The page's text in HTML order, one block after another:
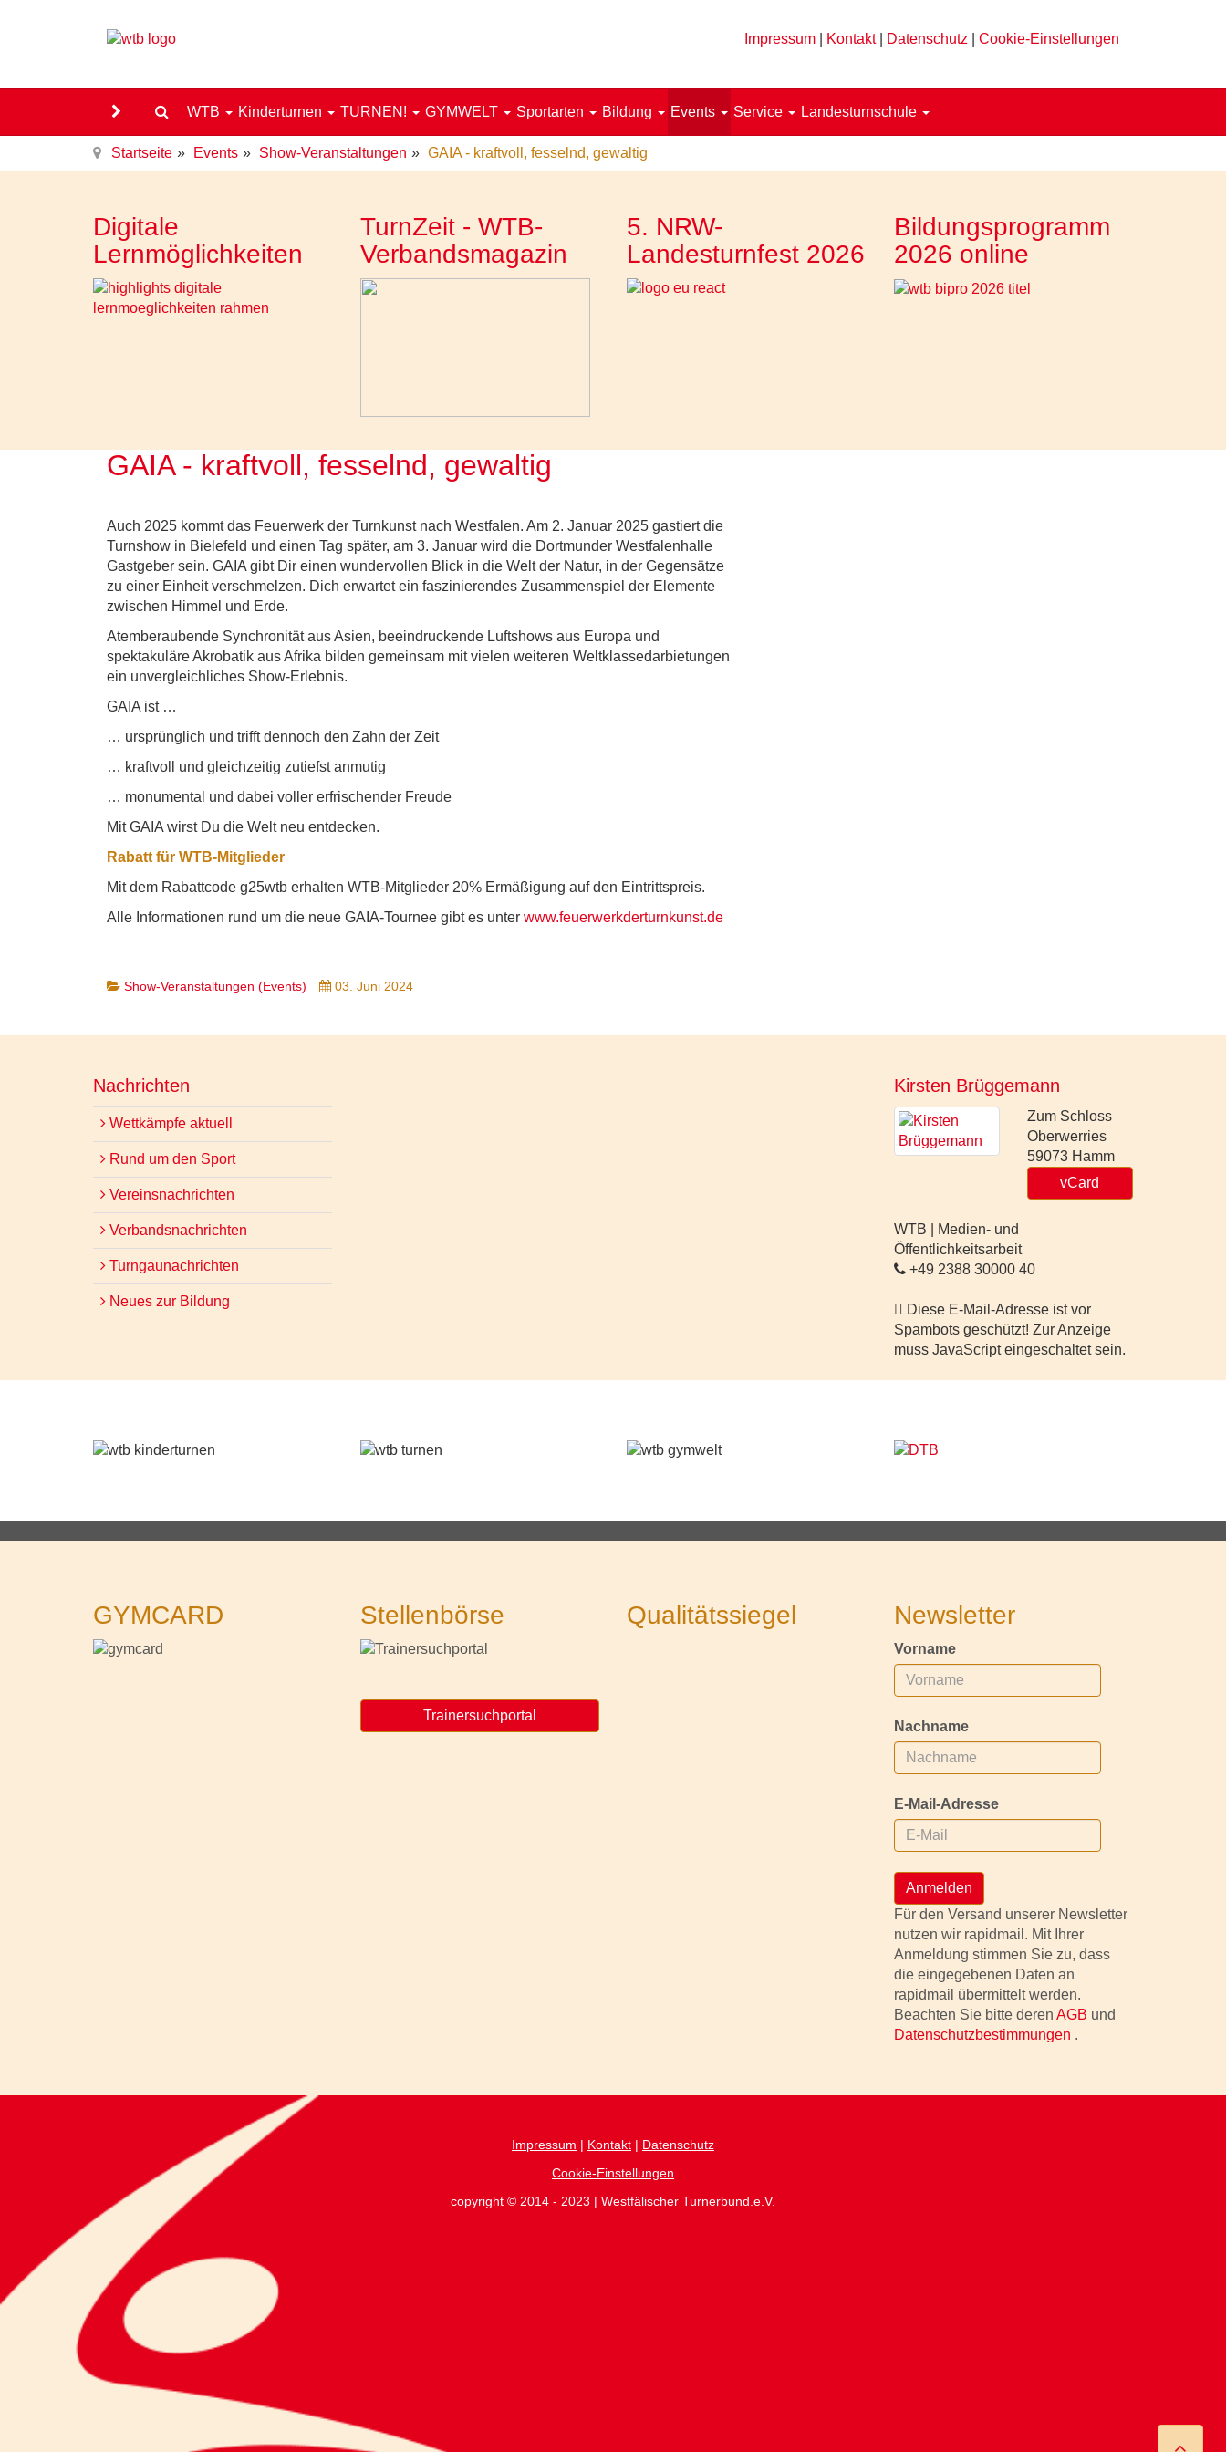
Impressum Kontakt| Datenschutz Cookie-Einstellungen
WTB Kinderturnen TURNEN! GYMWELT Sportarten Bildung Events Service Landesturnschule
Startseite Events Show-Veranstaltungen GAIA - kraftvoll, fesselnd, gewaltig
Digitale
Lernmöglichkeiten
TurnZeit - WTB-
Verbandsmagazin
5. NRW-
Landesturnfest 2026
Bildungsprogramm
2026 online
GAIA - kraftvoll, fesselnd, gewaltig
Auch 2025 kommt das Feuerwerk der Turnkunst nach Westfalen. Am 2. Januar 2025 gastiert die
Turnshow in Bielefeld und einen Tag später, am 3. Januar wird die Dortmunder Westfalenhalle
Gastgeber sein. GAIA gibt Dir einen wundervollen Blick in die Welt der Natur, in der Gegensätze
zu einer Einheit verschmelzen. Dich erwartet ein faszinierendes Zusammenspiel der Elemente
zwischen Himmel und Erde.
Atemberaubende Synchronität aus Asien, beeindruckende Luftshows aus Europa und
spektakuläre Akrobatik aus Afrika bilden gemeinsam mit vielen weiteren Weltklassedarbietungen
ein unvergleichliches Show-Erlebnis.
GAIA ist …
… ursprünglich und trifft dennoch den Zahn der Zeit
… kraftvoll und gleichzeitig zutiefst anmutig
… monumental und dabei voller erfrischender Freude
Mit GAIA wirst Du die Welt neu entdecken.
Rabatt für WTB-Mitglieder
Mit dem Rabattcode g25wtb erhalten WTB-Mitglieder 20% Ermäßigung auf den Eintrittspreis.
Alle Informationen rund um die neue GAIA-Tournee gibt es unter www.feuerwerkderturnkunst.de
Show-Veranstaltungen (Events) 03. Juni 2024
Nachrichten
Wettkämpfe aktuell
Rund um den Sport
Vereinsnachrichten
Verbandsnachrichten
Turngaunachrichten
Neues zur Bildung
Kirsten Brüggemann
Zum Schloss
Oberwerries
59073 Hamm
vCard
WTB | Medien- und
Öffentlichkeitsarbeit
+49 2388 30000 40
Diese E-Mail-Adresse ist vor
Spambots geschützt! Zur Anzeige
muss JavaScript eingeschaltet sein.
GYMCARD Stellenbörse
Trainersuchportal
Qualitätssiegel Newsletter
Vorname
Nachname
E-Mail-Adresse
Anmelden
Für den Versand unserer Newsletter
nutzen wir rapidmail. Mit Ihrer
Anmeldung stimmen Sie zu, dass
die eingegebenen Daten an
rapidmail übermittelt werden.
Beachten Sie bitte deren AGB und
Datenschutzbestimmungen .
Impressum | Kontakt | Datenschutz
Cookie-Einstellungen
copyright © 2014 - 2023 | Westfälischer Turnerbund.e.V.